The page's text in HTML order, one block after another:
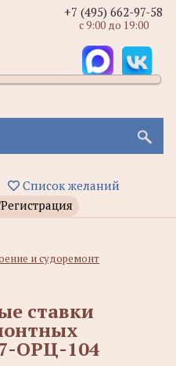
Список желаний
+7 (495) 662-97-58
с 9:00 до 19:00
и судоремонт
ставки
ОРЦ-104